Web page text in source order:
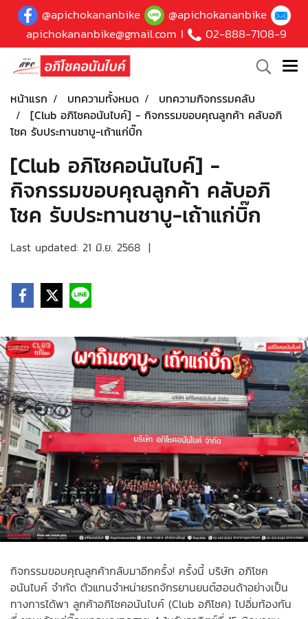
@apichokananbike
@apichokananbike
apichokananbike@gmail.com I 02-888-7108-9
หน้าแรก บทความทั้งหมด
บทความกิจกรรมคลับ
[Club อภิโชคอนันไบค์] - กิจกรรมขอบคุณลูกค้า คลับอภิ
โชค รับประทานชาบู-เถ้าแก่บิ๊ก
[Club อภิโชคอนันไบค์] -
กิจกรรมขอบคุณลูกค้า คลับอภิ
โชค รับประทานชาบู-เถ้าแก่บิ๊ก
Last updated: 21 มิ.ย. 2568 |
กิจกรรมขอบคุณลูกค้ากลับมาอีกครั้ง! ครั้งนี้ บริษัท อภิโชค
อนันไบค์ จำกัด ตัวแทนจำหน่ายรถจักรยานยนต์ฮอนด้าอย่างเป็น
ทางการได้พา ลูกค้าอภิโชคอนันไบค์ (Club อภิโชค) ไปอิ่มท้องกัน